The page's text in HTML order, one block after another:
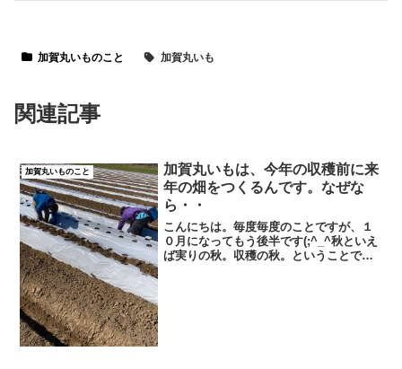
加賀丸いものこと 加賀丸いも
関連記事
加賀丸いものこと
加賀丸いもは、今年の収穫前に来
年の畑をつくるんです。なぜな
ら・・
こんにちは。毎度毎度のことですが、１
０月になってもう後半です(;^_^秋といえ
ば実りの秋。収穫の秋。ということで、